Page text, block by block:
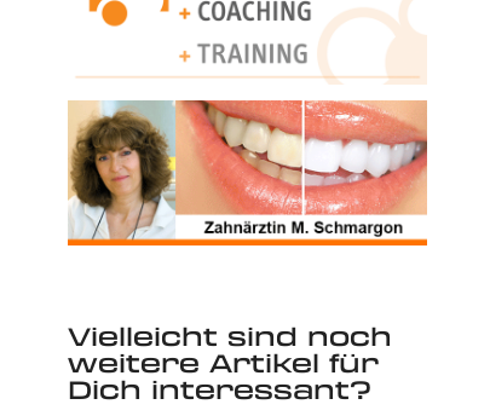
Vielleicht sind noch
weitere Artikel für
Dich interessant?